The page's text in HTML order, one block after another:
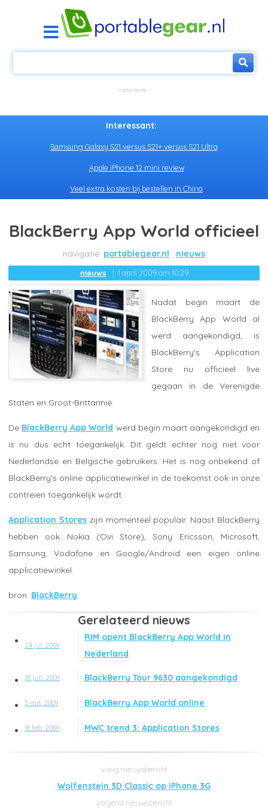
Interessant:
Samsung Galaxy S21 versus S21+ versus S21 Ultra
Apple iPhone 12 mini review
Veel extra kosten bij bestellen in China
BlackBerry App World officieel
portablegear.nl nieuws
nieuws 1 april 2009 om 10:29
Nadat begin maart de
BlackBerry App World al
werd aangekondigd, is
BlackBerry's Application
Store nu officieel live
gegaan in de Verenigde
Staten en Groot-Brittannië.
De BlackBerry App World werd begin maart aangekondigd en
is nu dus echt toegankelijk. Dit geldt echter nog niet voor
Nederlandse en Belgische gebruikers. Het is nog onbekend of
BlackBerry's online applicatiewinkel in de toekomst ook in onze
contreien toegankelijk wordt.
Application Storeszijn momenteel populair. Naast BlackBerry
hebben ook Nokia (Ovi Store), Sony Ericsson, Microsoft,
Samsung, Vodafone en Google/Android een eigen online
applicatiewinkel.
BlackBerry
Gerelateerd nieuws
24 jul. 2009
RIM opent BlackBerry App World in
Nederland
16 jun. 2009 BlackBerry Tour 9630 aangekondigd
5 mrt. 2009 BlackBerry App World online
18 feb. 2009 MWC trend 3: Application Stores
Wolfenstein 3D Classic op iPhone 3G